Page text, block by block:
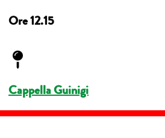
Ore 12.15
Cappella Guinigi